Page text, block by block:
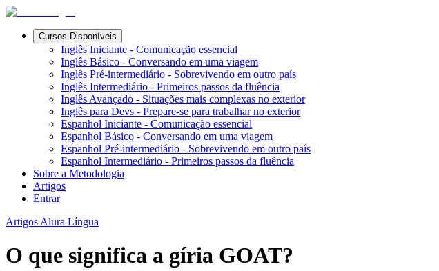
Cursos Disponíveis
Inglês Iniciante - Comunicação essencial
Inglês Básico - Conversando em uma viagem
Inglês Pré-intermediário - Sobrevivendo em outro país
Inglês Intermediário - Primeiros passos da fluência
Inglês Avançado - Situações mais complexas no exterior
Inglês para Devs - Prepare-se para trabalhar no exterior
Espanhol Iniciante - Comunicação essencial
Espanhol Básico - Conversando em uma viagem
Espanhol Pré-intermediário - Sobrevivendo em outro país
Espanhol Intermediário - Primeiros passos da fluência
Sobre a Metodologia
Artigos
Entrar
Artigos Alura Língua
O que significa a gíria GOAT?